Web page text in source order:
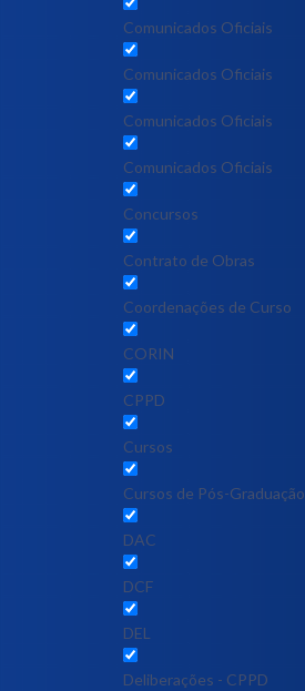
Comunicados Oficiais
Comunicados Oficiais
Comunicados Oficiais
Comunicados Oficiais
Concursos
Contrato de Obras
Coordenações de Curso
CORIN
CPPD
Cursos
Cursos de Pós-Graduação
DAC
DCF
DEL
Deliberações - CPPD